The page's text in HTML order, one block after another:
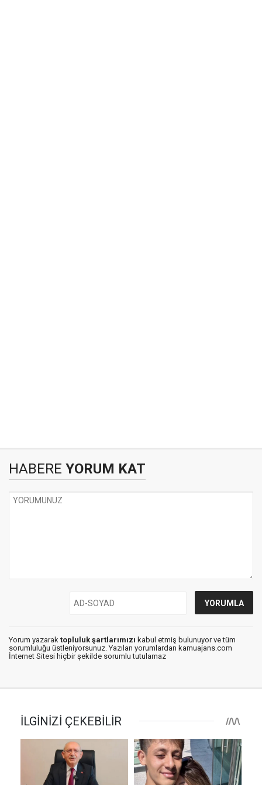
HABERE YORUM KAT
Yorum yazarak topluluk şartlarımızı kabul etmiş bulunuyor ve tüm
sorumluluğu üstleniyorsunuz. Yazılan yorumlardan kamuajans.com
İnternet Sitesi hiçbir şekilde sorumlu tutulamaz